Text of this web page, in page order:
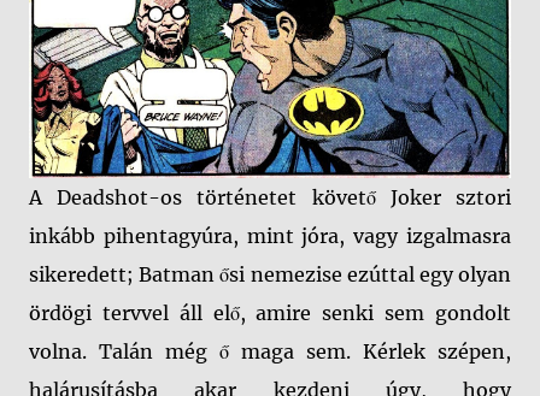
A Deadshot-os történetet követő Joker sztori
inkább pihentagyúra, mint jóra, vagy izgalmasra
sikeredett; Batman ősi nemezise ezúttal egy olyan
ördögi tervvel áll elő, amire senki sem gondolt
volna. Talán még ő maga sem. Kérlek szépen,
halárusításba akar kezdeni úgy, hogy